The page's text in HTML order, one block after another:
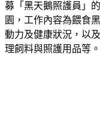
募「黑天鵝照護員」
園，工作內容為餵食
動力及健康狀況，以
理飼料與照護用品等。